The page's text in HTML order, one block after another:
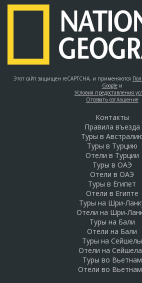
Этот сайт защищен reCAPTCHA, и применяются
Googleи
Условия предоставления
Отозвать соглашение
Контакты
Правила въезда
Туры в
Туры в Турцию
Отели в Турции
Туры в ОАЭ
Отели в ОАЭ
Туры в Египет
Отели в Египте
Туры на Шри-
Отели на Шри-
Туры на Бали
Отели на Бали
Туры на Сейшелы
Отели на
Туры во Вьетнам
Отели во